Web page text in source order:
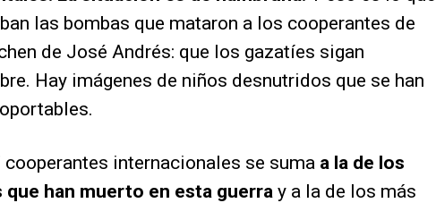
las bombas que mataron a los cooperantes de
de José Andrés: que los gazatíes sigan
Hay imágenes de niños desnutridos que se han
cooperantes internacionales se suma a la de los
han muerto en esta guerra y a la de los más